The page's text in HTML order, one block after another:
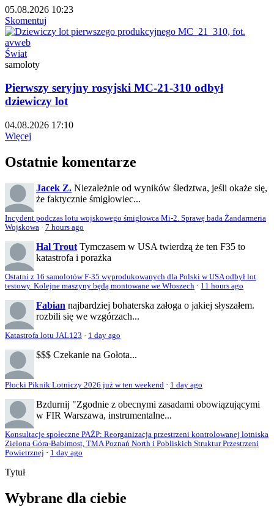
05.08.2026 10:23
Skomentuj
Świat
samoloty
Pierwszy seryjny rosyjski MC-21-310 odbył
dziewiczy lot
04.08.2026 17:10
Więcej
Ostatnie komentarze
Jacek Z. Niezależnie od wyników śledztwa, jeśli okaże się,
że faktycznie śmigłowiec...
Incydent podczas lotu wojskowego śmigłowca Mi-2. Sprawę bada Żandarmeria
Wojskowa · 7 hours ago
Hal Trout Tymczasem w USA twierdzą że ten F35 to
katastrofa i porażka
Ostatni z 16 samolotów F-35 wyprodukowanych dla Polski w USA odbył lot
testowy. Kolejne maszyny będą montowane we Włoszech · 11 hours ago
Fabian najbardziej bohaterska załoga o jakiej słyszałem.
rozbili się we wzgórzach...
Katastrofa lotu JAL123 · 1 day ago
$$$ Czekanie na Gołota...
Płocki Piknik Lotniczy 2026 już w ten weekend · 1 day ago
Bzdurnij "Zgodnie z obecnymi zasadami obowiązującymi
w FIR Warszawa, instrumentalne...
Konsultacje społeczne PAŻP: Reorganizacja przestrzeni kontrolowanej lotniska
Zielona Góra-Babimost, TMA Poznań North i Pobliskich Struktur Przestrzeni
Powietrznej · 1 day ago
Tytuł
Wybrane dla ciebie